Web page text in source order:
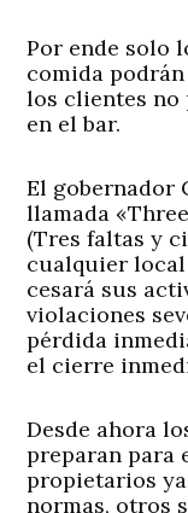
Por ende solo
comida
los clientes no
en el bar.
El gobernador
llamada
(Tres faltas y
cualquier
cesará sus
violaciones
pérdida
el cierre
Desde ahora
preparan para
propietarios
normas, otros